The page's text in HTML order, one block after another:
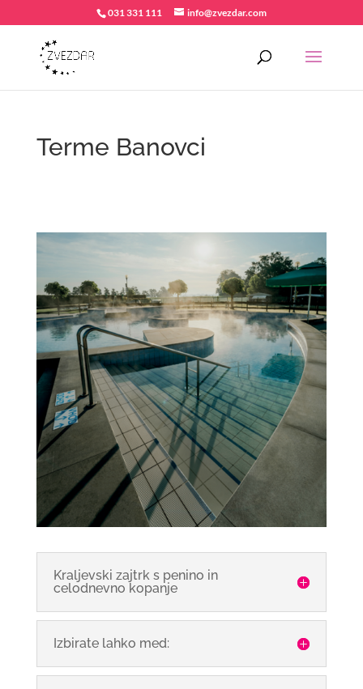
031 331 111 info@zvezdar.com
Terme Banovci
Kraljevski zajtrk s penino in
celodnevno kopanje
Izbirate lahko med: